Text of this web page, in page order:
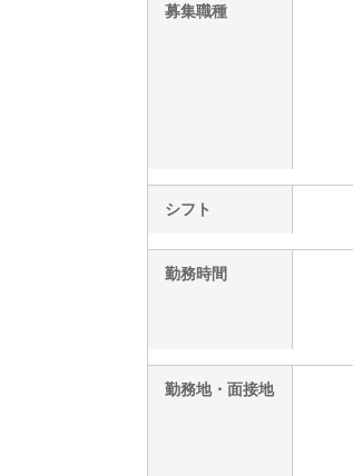
募集職種
シフト
勤務時間
勤務地・面接地